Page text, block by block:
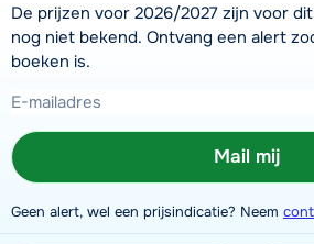
De prijzen voor 2026/2027 zijn voor
nog niet bekend. Ontvang een alert
boeken is.
Mail mij
Geen alert, wel een prijsindicatie? Neem